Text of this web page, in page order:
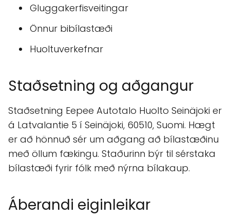
Gluggakerfisveitingar
Önnur bibílastæði
Huoltuverkefnar
Staðsetning og aðgangur
Staðsetning Eepee Autotalo Huolto Seinäjoki er
á Latvalantie 5 í Seinäjoki, 60510, Suomi. Hægt
er að hönnuð sér um aðgang að bílastæðinu
með öllum fækingu. Staðurinn býr til sérstaka
bílastæði fyrir fólk með nýrna bílakaup.
Áberandi eiginleikar